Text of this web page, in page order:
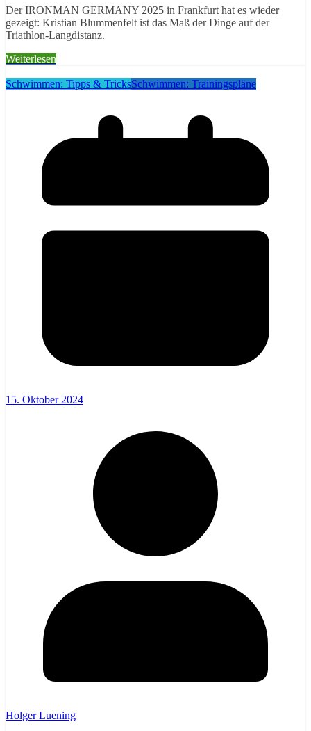
Der IRONMAN GERMANY 2025 in Frankfurt hat es wieder
gezeigt: Kristian Blummenfelt ist das Maß der Dinge auf der
Triathlon-Langdistanz.
Weiterlesen
Schwimmen: Tipps & TricksSchwimmen: Trainingspläne
15. Oktober 2024
Holger Luening